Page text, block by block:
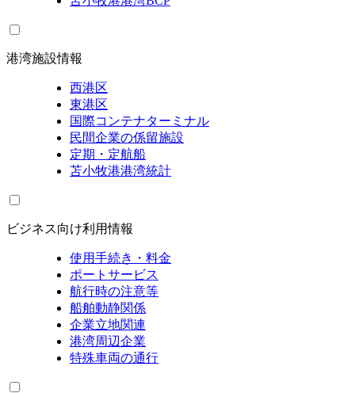
港湾施設情報
西港区
東港区
国際コンテナターミナル
民間企業の係留施設
定期・定航船
苫小牧港港湾統計
ビジネス向け利用情報
使用手続き・料金
ポートサービス
航行時の注意等
船舶動静関係
企業立地関連
港湾周辺企業
特殊車両の通行